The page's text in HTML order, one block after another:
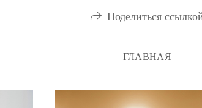
Поделиться
ГЛАВНАЯ